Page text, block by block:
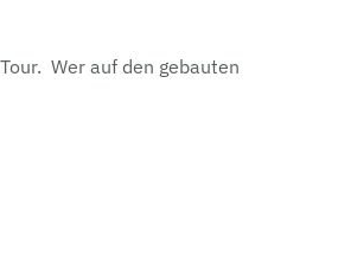
Wer auf den gebauten